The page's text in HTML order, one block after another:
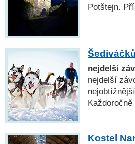
Potštejn.
nejdelší
nejdelší
Kostel